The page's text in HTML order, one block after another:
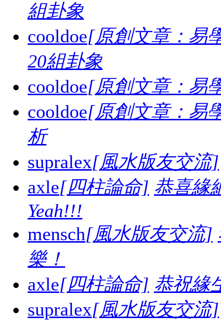
組卦象
cooldoe[原創文章：易
20組卦象
cooldoe[原創文章：易
cooldoe[原創文章：易
析
supralex[風水版友交流]
axle[四柱論命] 恭喜緣
Yeah!!!
mensch[風水版友交流]
樂！
axle[四柱論命] 恭祝緣
supralex[風水版友交流]